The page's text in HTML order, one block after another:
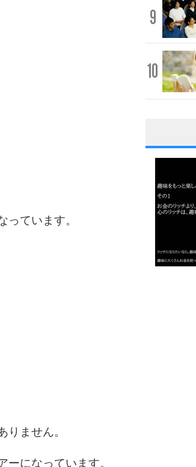
ています。
ません。
になっています。
9
10
1
3